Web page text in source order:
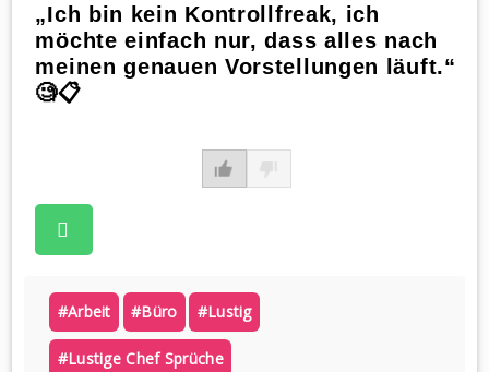
„Ich bin kein Kontrollfreak, ich
möchte einfach nur, dass alles nach
meinen genauen Vorstellungen läuft.“
🧐📋
#arbeit #büro #lustig
#lustige Chef Sprüche